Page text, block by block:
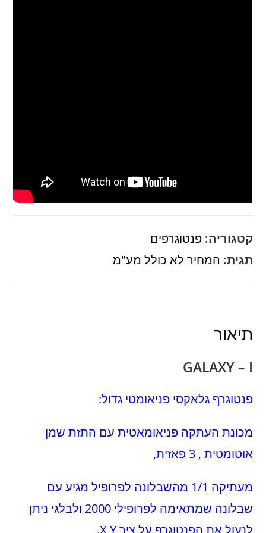
קטגוריה:פנטוגרפים
תגית: המחיר לא כולל מע"מ
תיאור
GALAXY – I
פנטוגרף גלאקסי פניאומטי גדול:
מכונת העתקה פניאומאטית עם התזת שמן
אוטומטית , 3 פאזית,
מעתיקה 1/1 מהשבלונה לפרופיל מגיע עם
שבלונה שמתאימה לפרופילי 2000 ולבלגי ניתן
לנעול את הפנטוגרף על ציר X Y.